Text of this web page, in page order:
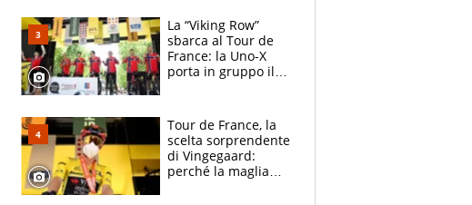
mirino
La “Viking Row”
sbarca al Tour de
France: la Uno-X
porta in gruppo il
compagni
Tour de France, la
scelta sorprendente
di Vingegaard:
perché la maglia